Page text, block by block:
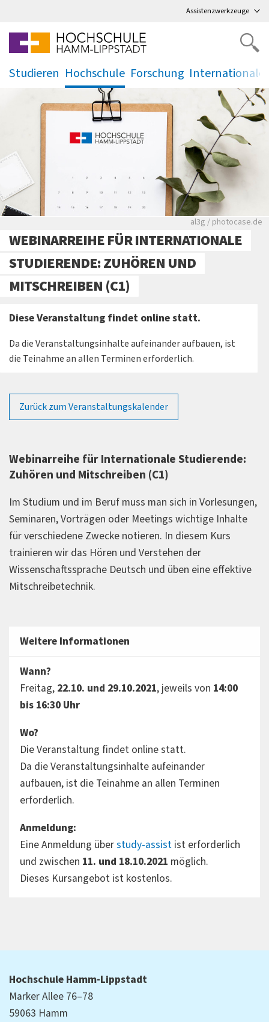
Assistenzwerkzeuge
Studieren Hochschule
.
Forschung
.
Rote leere
al3g / photocase.de
WEBINARREIHE FÜR INTERNATIONALE
STUDIERENDE: ZUHÖREN UND
MITSCHREIBEN (C1)
Diese Veranstaltung findet online statt.
Da die Veranstaltungsinhalte aufeinander aufbauen, ist
die Teinahme an allen Terminen erforderlich.
Zurück zum Veranstaltungskalender
Webinarreihe für Internationale Studierende:
Zuhören und Mitschreiben (C1)
Im Studium und im Beruf muss man sich in Vorlesungen,
Seminaren, Vorträgen oder Meetings wichtige Inhalte
für verschiedene Zwecke notieren. In diesem Kurs
trainieren wir das Hören und Verstehen der
Wissenschaftssprache Deutsch und üben eine effektive
Mitschreibetechnik.
Weitere Informationen
Wann?
Freitag, 22.10. und 29.10.2021, jeweils von 14:00
bis 16:30 Uhr
Wo?
Die Veranstaltung findet online statt.
Da die Veranstaltungsinhalte aufeinander
aufbauen, ist die Teinahme an allen Terminen
erforderlich.
Anmeldung:
Eine Anmeldung überstudy-assistist erforderlich
und zwischen 11. und 18.10.2021 möglich.
Dieses Kursangebot ist kostenlos.
Hochschule Hamm-Lippstadt
Marker Allee 76–78
59063 Hamm